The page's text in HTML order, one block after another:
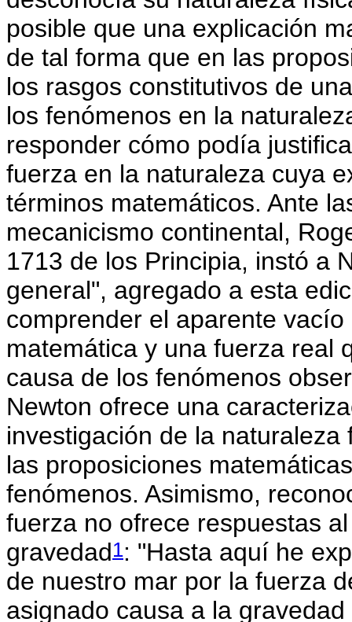
posible que una explicación
de tal forma que en las
los rasgos constitutivos de
los fenómenos en la
responder cómo podía
fuerza en la naturaleza cuya
términos matemáticos. Ante
mecanicismo continental,
1713 de los Principia, instó a
general", agregado a esta
comprender el aparente
matemática y una fuerza real
causa de los fenómenos
Newton ofrece una
investigación de la
las proposiciones
fenómenos. Asimismo,
fuerza no ofrece respuestas
gravedad1: "Hasta aquí he
de nuestro mar por la fuerza
asignado causa a la